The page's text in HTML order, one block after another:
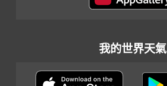
我的世界天氣